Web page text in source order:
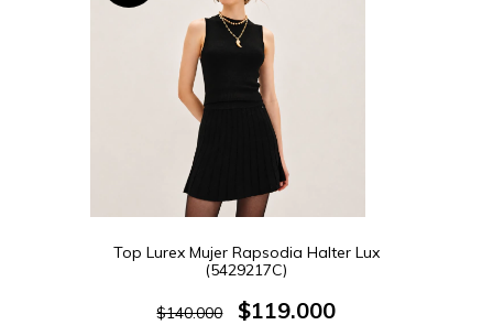
Top Lurex Mujer Rapsodia Halter Lux
(5429217C)
$140.000 $119.000